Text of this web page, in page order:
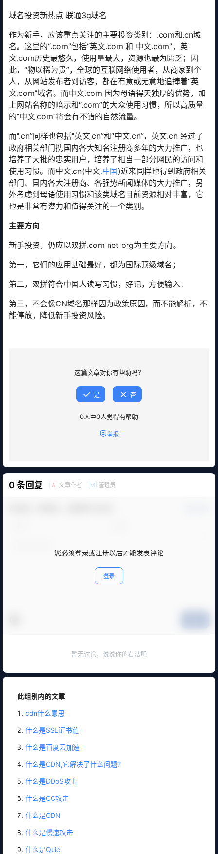
此组别内的文章
cdn什么意思
什么是SSL证书链
什么是百度云加速
什么是CDN,它解决了什么问题?
什么是DDoS攻击
什么是CC攻击
什么是CDN
什么是慢速攻击
什么是Quic
域名投资新热点 联通3g域名
作为新手，应该重点关注的主要投资类别：.com和.cn域
名。这里的“.com”包括“英文.com 和 中文.com”，英
文.com历史最悠久，使用量最大，资源也最为匮乏；因
此，“物以稀为贵”，全球的互联网络使用者，从商家到个
人，从网站发布者到访客，都在有意或无意地追捧着“英
文.com”域名。而中文.com 因为母语得天独厚的优势，加
上网站名称的暗示和“.com”的大众使用习惯，所以高质量
的“中文.com”将会有不错的自然流量。
而“.cn”同样也包括“英文.cn”和“中文.cn”，英文.cn 经过了
政府相关部门携国内各大知名注册商多年的大力推广，也
培养了大批的忠实用户，培养了相当一部分网民的访问和
使用习惯。而中文.cn(中文.中国)近来同样也得到政府相关
部门、国内各大注册商、各强势新闻媒体的大力推广，另
外考虑到母语使用习惯和该类域名目前资源相对丰富，它
也是非常有潜力和值得关注的一个类别。
主要方向
新手投资，仍应以双拼.com net org为主要方向。
第一，它们的应用基础最好，都为国际顶级域名；
第二，双拼符合中国人读写习惯，好记，方便输入；
第三，不会像CN域名那样因为政策原因，而不能解析，不
能停放，降低新手投资风险。
这篇文章对你有帮助吗？
是 否
0人中0人觉得有帮助
举报
0 条回复 A 文章作者 M 管理员
您必须登录或注册以后才能发表评论
登录
暂无讨论，说说你的看法吧